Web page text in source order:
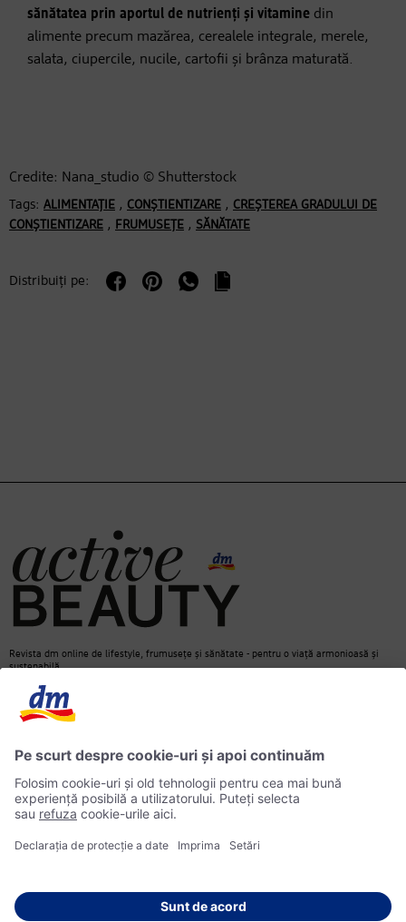
sănătatea prin aportul de nutrienți și vitamine din
alimente precum mazărea, cerealele integrale, merele,
salata, ciupercile, nucile, cartofii și brânza maturată.
Credite: Nana_studio © Shutterstock
Tags: ALIMENTAȚIE , CONȘTIENTIZARE , CREȘTEREA GRADULUI DE
CONȘTIENTIZARE , FRUMUSEȚE , SĂNĂTATE
Distribuiți pe:
Revista dm online de lifestyle, frumusețe și sănătate - pentru o viață armonioasă și
sustenabilă.